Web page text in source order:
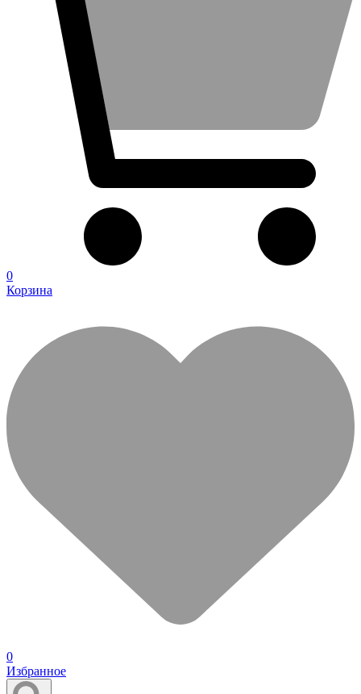
0
Корзина
0
Избранное